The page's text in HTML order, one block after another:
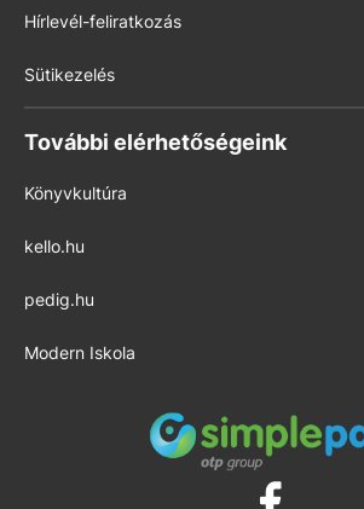
Hírlevél-feliratkozás
Sütikezelés
További elérhetőségeink
Könyvkultúra
kello.hu
pedig.hu
Modern Iskola